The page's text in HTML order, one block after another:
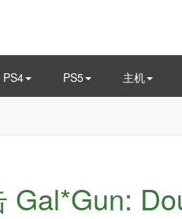
PS4 PS5 主机
Gal*Gun: